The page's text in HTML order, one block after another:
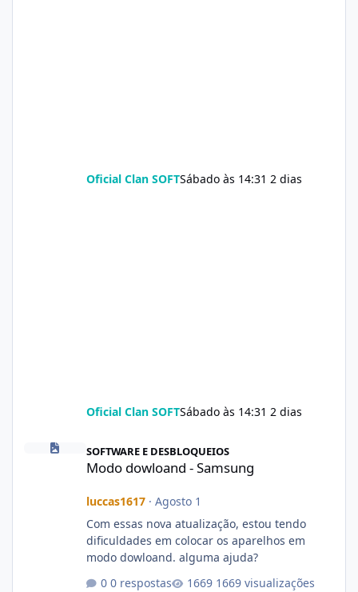
Oficial Clan SOFTSábado às 14:31 2 dias
Oficial Clan SOFTSábado às 14:31 2 dias
Modo dowloand - Samsung
SOFTWARE E DESBLOQUEIOS
Modo dowloand - Samsung
luccas1617· Agosto 1
Com essas nova atualização, estou tendo
dificuldades em colocar os aparelhos em
modo dowloand. alguma ajuda?
0 respostas
1669 visualizações